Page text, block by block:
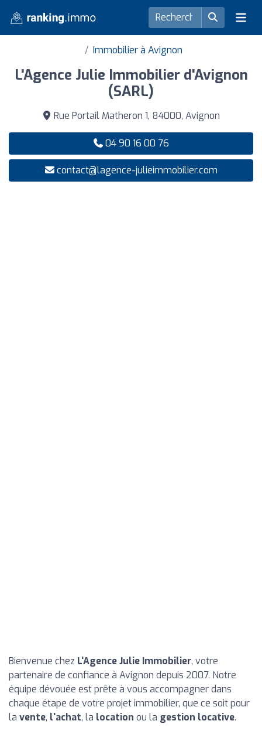
Immobilier à Avignon
L'Agence Julie Immobilier d'Avignon
(SARL)
Rue Portail Matheron 1, 84000, Avignon
04 90 16 00 76
contact@lagence-julieimmobilier.com
Bienvenue chez L'Agence Julie Immobilier, votre
partenaire de confiance à Avignon depuis 2007. Notre
équipe dévouée est prête à vous accompagner dans
chaque étape de votre projet immobilier, que ce soit pour
la vente, l'achat, la location ou la gestion locative.